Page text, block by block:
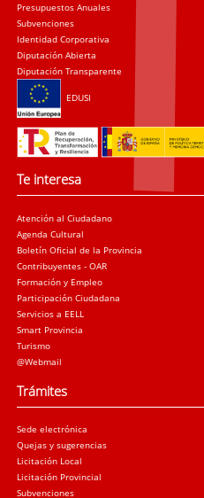
Presupuestos Anuales
Subvenciones
Identidad Corporativa
Diputación Abierta
Diputación Transparente
EDUSI
Te interesa
Atención al Ciudadano
Agenda Cultural
Boletín Oficial de la Provincia
Contribuyentes - OAR
Formación y Empleo
Participación Ciudadana
Servicios a EELL
Smart Provincia
Turismo
@Webmail
Trámites
Sede electrónica
Quejas y sugerencias
Licitación Local
Licitación Provincial
Subvenciones